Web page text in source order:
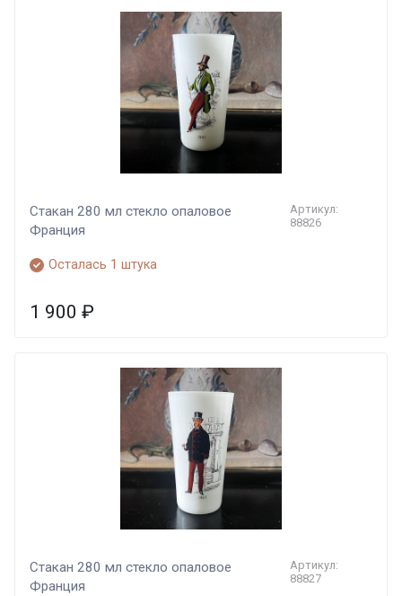
Стакан 280 мл стекло опаловое
Франция
Артикул:
88826
Осталась 1 штука
1 900 ₽
Стакан 280 мл стекло опаловое
Франция
Артикул:
88827